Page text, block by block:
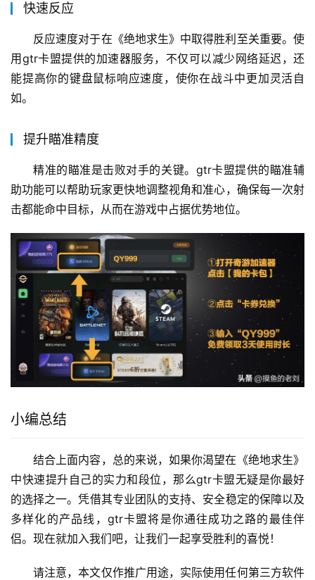
快速反应
反应速度对于在《绝地求生》中取得胜利至关重要。使
用gtr卡盟提供的加速器服务，不仅可以减少网络延迟，还
能提高你的键盘鼠标响应速度，使你在战斗中更加灵活自
如。
提升瞄准精度
精准的瞄准是击败对手的关键。gtr卡盟提供的瞄准辅
助功能可以帮助玩家更快地调整视角和准心，确保每一次射
击都能命中目标，从而在游戏中占据优势地位。
小编总结
结合上面内容，总的来说，如果你渴望在《绝地求生》
中快速提升自己的实力和段位，那么gtr卡盟无疑是你最好
的选择之一。凭借其专业团队的支持、安全稳定的保障以及
多样化的产品线，gtr卡盟将是你通往成功之路的最佳伴
侣。现在就加入我们吧，让我们一起享受胜利的喜悦！
请注意，本文仅作推广用途，实际使用任何第三方软件